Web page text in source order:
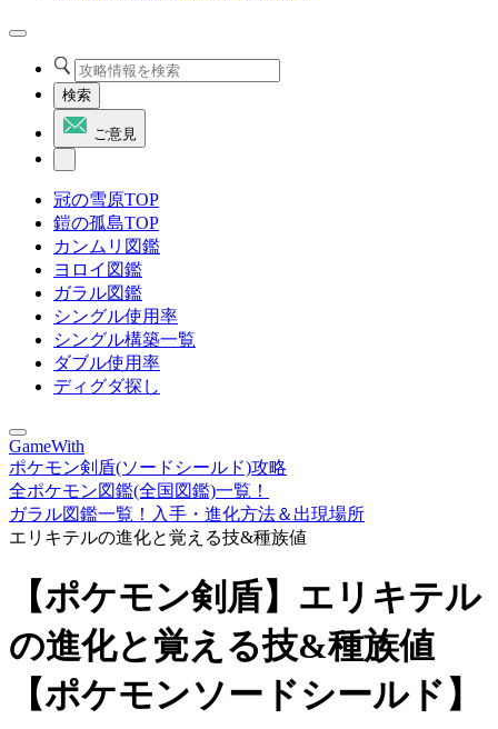
検索
ご意見
冠の雪原TOP
鎧の孤島TOP
カンムリ図鑑
ヨロイ図鑑
ガラル図鑑
シングル使用率
シングル構築一覧
ダブル使用率
ディグダ探し
GameWith
ポケモン剣盾(ソードシールド)攻略
全ポケモン図鑑(全国図鑑)一覧！
ガラル図鑑一覧！入手・進化方法＆出現場所
エリキテルの進化と覚える技&種族値
【ポケモン剣盾】エリキテル
の進化と覚える技&種族値
【ポケモンソードシールド】